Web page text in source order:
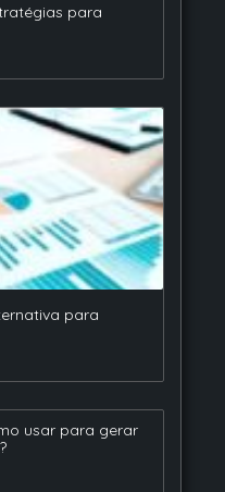
para
para
usar para gerar